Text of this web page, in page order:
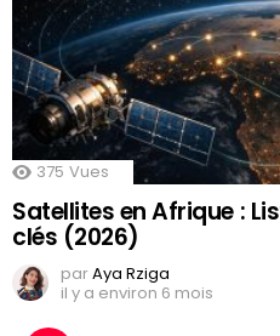
375 Vues
Satellites en Afrique :
clés (2026)
parAya Rziga
il y a environ 6 mois